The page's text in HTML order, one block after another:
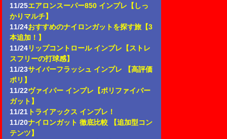
11/25エアロンスーパー850 インプレ【しっ
かりマルチ】
11/24おすすめのナイロンガットを探す旅【3
本追加！】
11/24リップコントロール インプレ【ストレ
スフリーの打球感】
11/23サイバーフラッシュ インプレ 【高評価
ポリ】
11/22ヴァイパー インプレ【ポリファイバー
ガット】
11/21 トライアックス インプレ！
11/20ナイロンガット 徹底比較 【追加型コン
テンツ】